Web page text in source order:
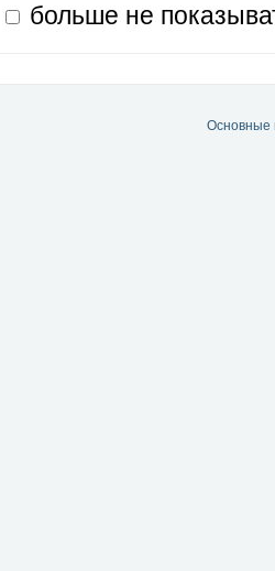
больше не
Основные